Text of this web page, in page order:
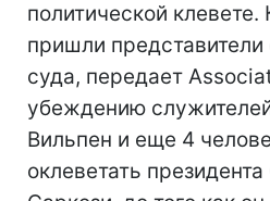
политической
пришли представители
суда, передает
убеждению
Вильпен и еще 4
оклеветать